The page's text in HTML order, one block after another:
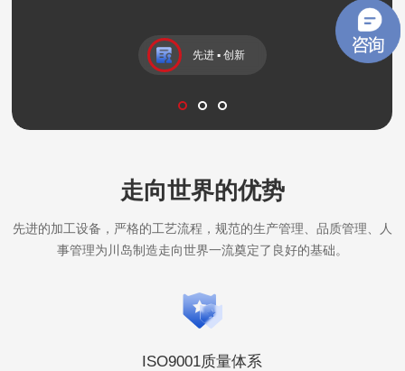
先进 ▪ 创新
走向世界的优势
先进的加工设备，严格的工艺流程，规范的生产管理、品质管理、人
事管理为川岛制造走向世界一流奠定了良好的基础。
ISO9001质量体系